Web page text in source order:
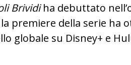
Brividiha debuttato
la premiere della serie ha
globale su Disney+ e